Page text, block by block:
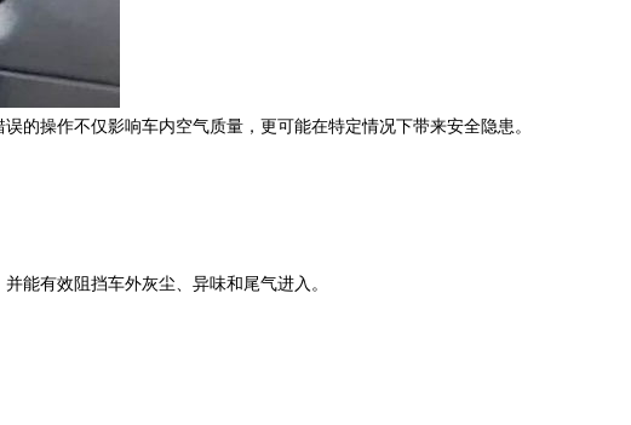
的操作不仅影响车内空气质量，更可能在特定情况下带来安全隐患。
能有效阻挡车外灰尘、异味和尾气进入。